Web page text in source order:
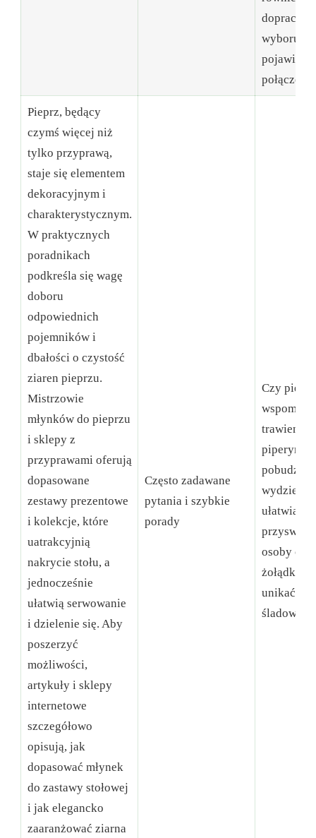
wyboru,
pojawia
Pieprz, będący
czymś więcej niż
tylko przyprawą,
staje się elementem
dekoracyjnym i
charakterystycznym.
W praktycznych
poradnikach
podkreśla się wagę
doboru
odpowiednich
pojemników i
dbałości o czystość
ziaren pieprzu.
Mistrzowie
młynków do pieprzu
i sklepy z
przyprawami oferują
dopasowane
zestawy prezentowe
i kolekcje, które
uatrakcyjnią
nakrycie stołu, a
jednocześnie
ułatwią serwowanie
i dzielenie się. Aby
poszerzyć
możliwości,
artykuły i sklepy
internetowe
szczegółowo
opisują, jak
dopasować młynek
do zastawy stołowej
i jak elegancko
zaaranżować ziarna
Często zadawane
pytania i szybkie
porady
Czy pieprz
wspomaga
trawienie?
piperyna
pobudzać
ułatwiać
osoby o
unikać jej